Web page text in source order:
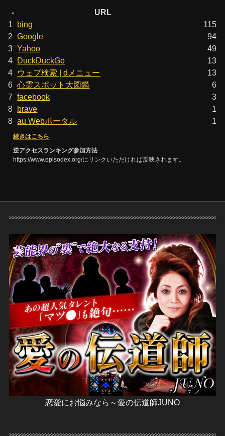
-
URL
1
bing
115
2 Google
94
3 Yahoo
49
4 DuckDuckGo
13
4
ウェブ検索 | dメニュー
13
6 心霊スポット大図鑑
6
7 facebook
3
8 brave
1
8 au Webポータル 1
続きはこちら
逆アクセスランキング参加方法
https://www.episodex.org/にリンクいただければ反映されます。
恋愛にお悩みなら～愛の伝道師JUNO